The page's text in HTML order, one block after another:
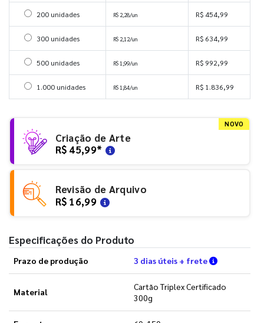
Selecionar 200 unidades
200 unidades R$ 2,28/un R$ 454,99
Selecionar 300 unidades
300 unidades R$ 2,12/un R$ 634,99
Selecionar 500 unidades
500 unidades R$ 1,99/un R$ 992,99
Selecionar 1000 unidades
1.000 unidades R$ 1,84/un R$ 1.836,99
NOVO
Criação de Arte
R$ 45,99*
Revisão de Arquivo
R$ 16,99
Especificações do Produto
Prazo de produção 3 dias úteis + frete Verifique
Material
Cartão Triplex Certificado
300g